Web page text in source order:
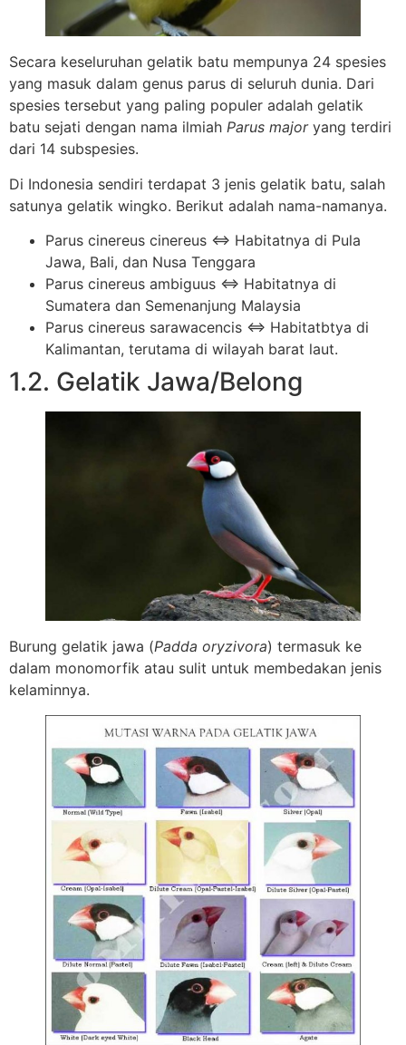
Secara keseluruhan gelatik batu mempunya 24 spesies
yang masuk dalam genus parus di seluruh dunia. Dari
spesies tersebut yang paling populer adalah gelatik
batu sejati dengan nama ilmiah Parus majoryang terdiri
dari 14 subspesies.
Di Indonesia sendiri terdapat 3 jenis gelatik batu, salah
satunya gelatik wingko. Berikut adalah nama-namanya.
Parus cinereus cinereus ⇔ Habitatnya di Pula
Jawa, Bali, dan Nusa Tenggara
Parus cinereus ambiguus ⇔ Habitatnya di
Sumatera dan Semenanjung Malaysia
Parus cinereus sarawacencis ⇔ Habitatbtya di
Kalimantan, terutama di wilayah barat laut.
1.2. Gelatik Jawa/Belong
Burung gelatik jawa (Padda oryzivora) termasuk ke
dalam monomorfik atau sulit untuk membedakan jenis
kelaminnya.